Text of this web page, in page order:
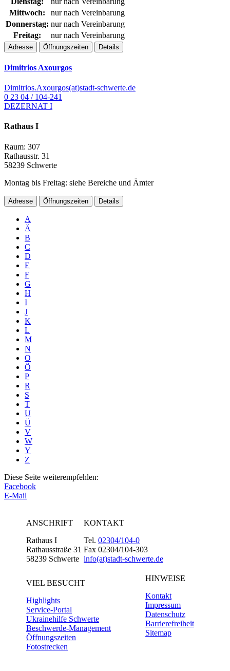
Mittwoch:
nur nach Vereinbarung
Donnerstag: nur nach Vereinbarung
Freitag:
nur nach Vereinbarung
Adresse Öffnungszeiten Details
Dimitrios Axourgos
Dimitrios.Axourgos(at)stadt-schwerte.de
0 23 04 / 104-241
DEZERNAT I
Rathaus I
Raum: 307
Rathausstr. 31
58239 Schwerte
Montag bis Freitag: siehe Bereiche und Ämter
Adresse Öffnungszeiten Details
A
Ä
B
C
D
E
F
G
H
I
J
K
L
M
N
O
Ö
P
R
S
T
U
Ü
V
W
Y
Z
Diese Seite weiterempfehlen:
Facebook
E-Mail
ANSCHRIFT
Rathaus I
Rathausstraße 31
58239 Schwerte
KONTAKT
Tel. 02304/104-0
Fax 02304/104-303
info(at)stadt-schwerte.de
VIEL BESUCHT
Highlights
Service-Portal
Ukrainehilfe Schwerte
Beschwerde-Management
Öffnungszeiten
Fotostrecken
HINWEISE
Kontakt
Impressum
Datenschutz
Barrierefreiheit
Sitemap